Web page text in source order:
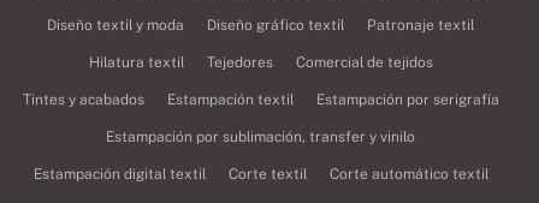
Diseño textil y moda Diseño gráfico textil Patronaje textil
Hilatura textil Tejedores Comercial de tejidos
Tintes y acabados Estampación textil Estampación por serigrafía
Estampación por sublimación, transfer y vinilo
Estampación digital textil Corte textil Corte automático textil